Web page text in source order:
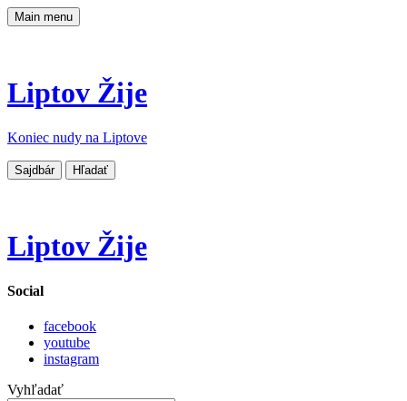
Main menu
Liptov Žije
Koniec nudy na Liptove
Sajdbár Hľadať
Liptov Žije
Social
facebook
youtube
instagram
Vyhľadať